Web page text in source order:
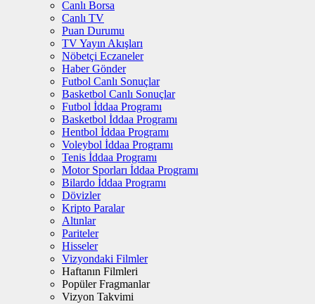
Canlı Borsa
Canlı TV
Puan Durumu
TV Yayın Akışları
Nöbetçi Eczaneler
Haber Gönder
Futbol Canlı Sonuçlar
Basketbol Canlı Sonuçlar
Futbol İddaa Programı
Basketbol İddaa Programı
Hentbol İddaa Programı
Voleybol İddaa Programı
Tenis İddaa Programı
Motor Sporları İddaa Programı
Bilardo İddaa Programı
Dövizler
Kripto Paralar
Altınlar
Pariteler
Hisseler
Vizyondaki Filmler
Haftanın Filmleri
Popüler Fragmanlar
Vizyon Takvimi